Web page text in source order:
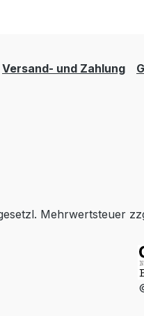
Versand- und Zahlung
Mehrwertsteuer